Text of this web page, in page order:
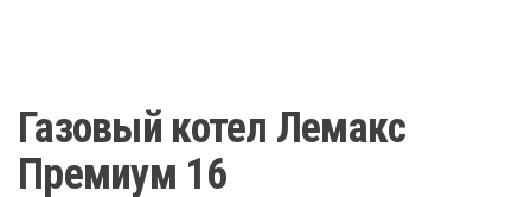
Газовый котел Лемакс
Премиум 16